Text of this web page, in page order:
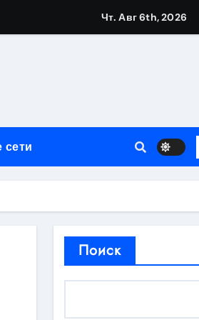
в 2026 году
и советы по выбору
в USDT
поддержка
Чт. Авг 6th, 2026
Поиск